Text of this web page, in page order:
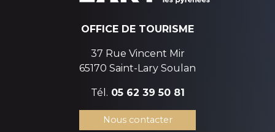
OFFICE DE TOURISME
37 Rue Vincent Mir
65170 Saint-Lary Soulan
Tél. 05 62 39 50 81
Nous contacter